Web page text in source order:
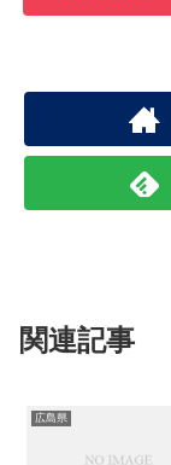
関連記事
広島県